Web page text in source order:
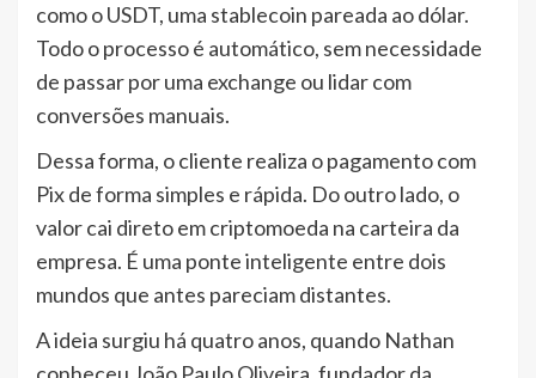
como o USDT, uma stablecoin pareada ao dólar.
Todo o processo é automático, sem necessidade
de passar por uma exchange ou lidar com
conversões manuais.
Dessa forma, o cliente realiza o pagamento com
Pix de forma simples e rápida. Do outro lado, o
valor cai direto em criptomoeda na carteira da
empresa. É uma ponte inteligente entre dois
mundos que antes pareciam distantes.
A ideia surgiu há quatro anos, quando Nathan